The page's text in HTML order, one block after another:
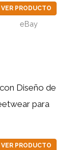
VER PRODUCTO
eBay
Diseño de
para
VER PRODUCTO